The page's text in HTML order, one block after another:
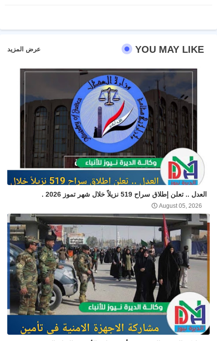
YOU MAY LIKE عرض المزيد
العدل .. تعلن إطلاق سراح 519 نزيلاً خلال شهر تموز 2026 .
August 05, 2026